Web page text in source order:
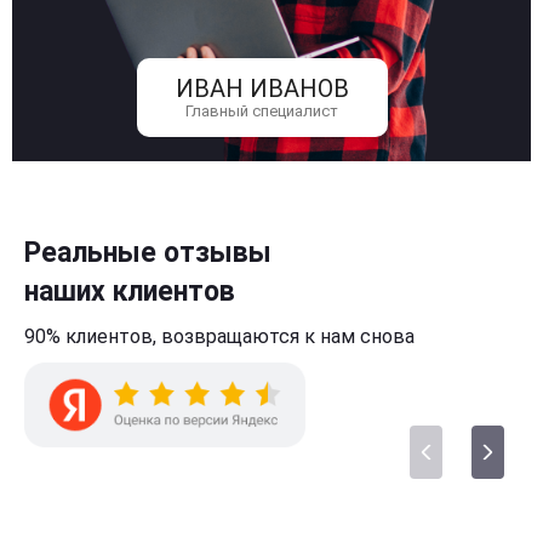
ИВАН ИВАНОВ
Главный специалист
Реальные отзывы
наших клиентов
90% клиентов, возвращаются к нам снова